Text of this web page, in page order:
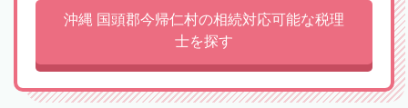
沖縄 国頭郡今帰仁村の相続対応可能な税理
士を探す